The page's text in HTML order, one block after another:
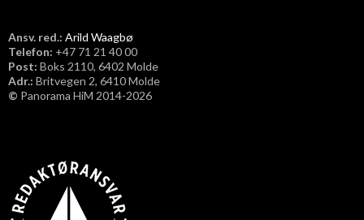
Ansv. red.: Arild Waagbø
Telefon: ​+47 71 21 40 00
Post: Boks 2110, 6402 Molde
Adr.: Britvegen 2, 6410 Molde
© Panorama HiM 2014-2026